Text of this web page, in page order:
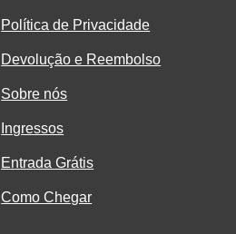
Política de Privacidade
Devolução e Reembolso
Sobre nós
Ingressos
Entrada Grátis
Como Chegar